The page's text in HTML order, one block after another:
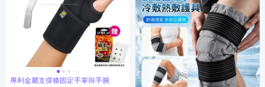
專利金屬支撐條固定手掌與手腕